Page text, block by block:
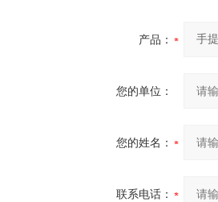
产品：
您的单位：
您的姓名：
联系电话：